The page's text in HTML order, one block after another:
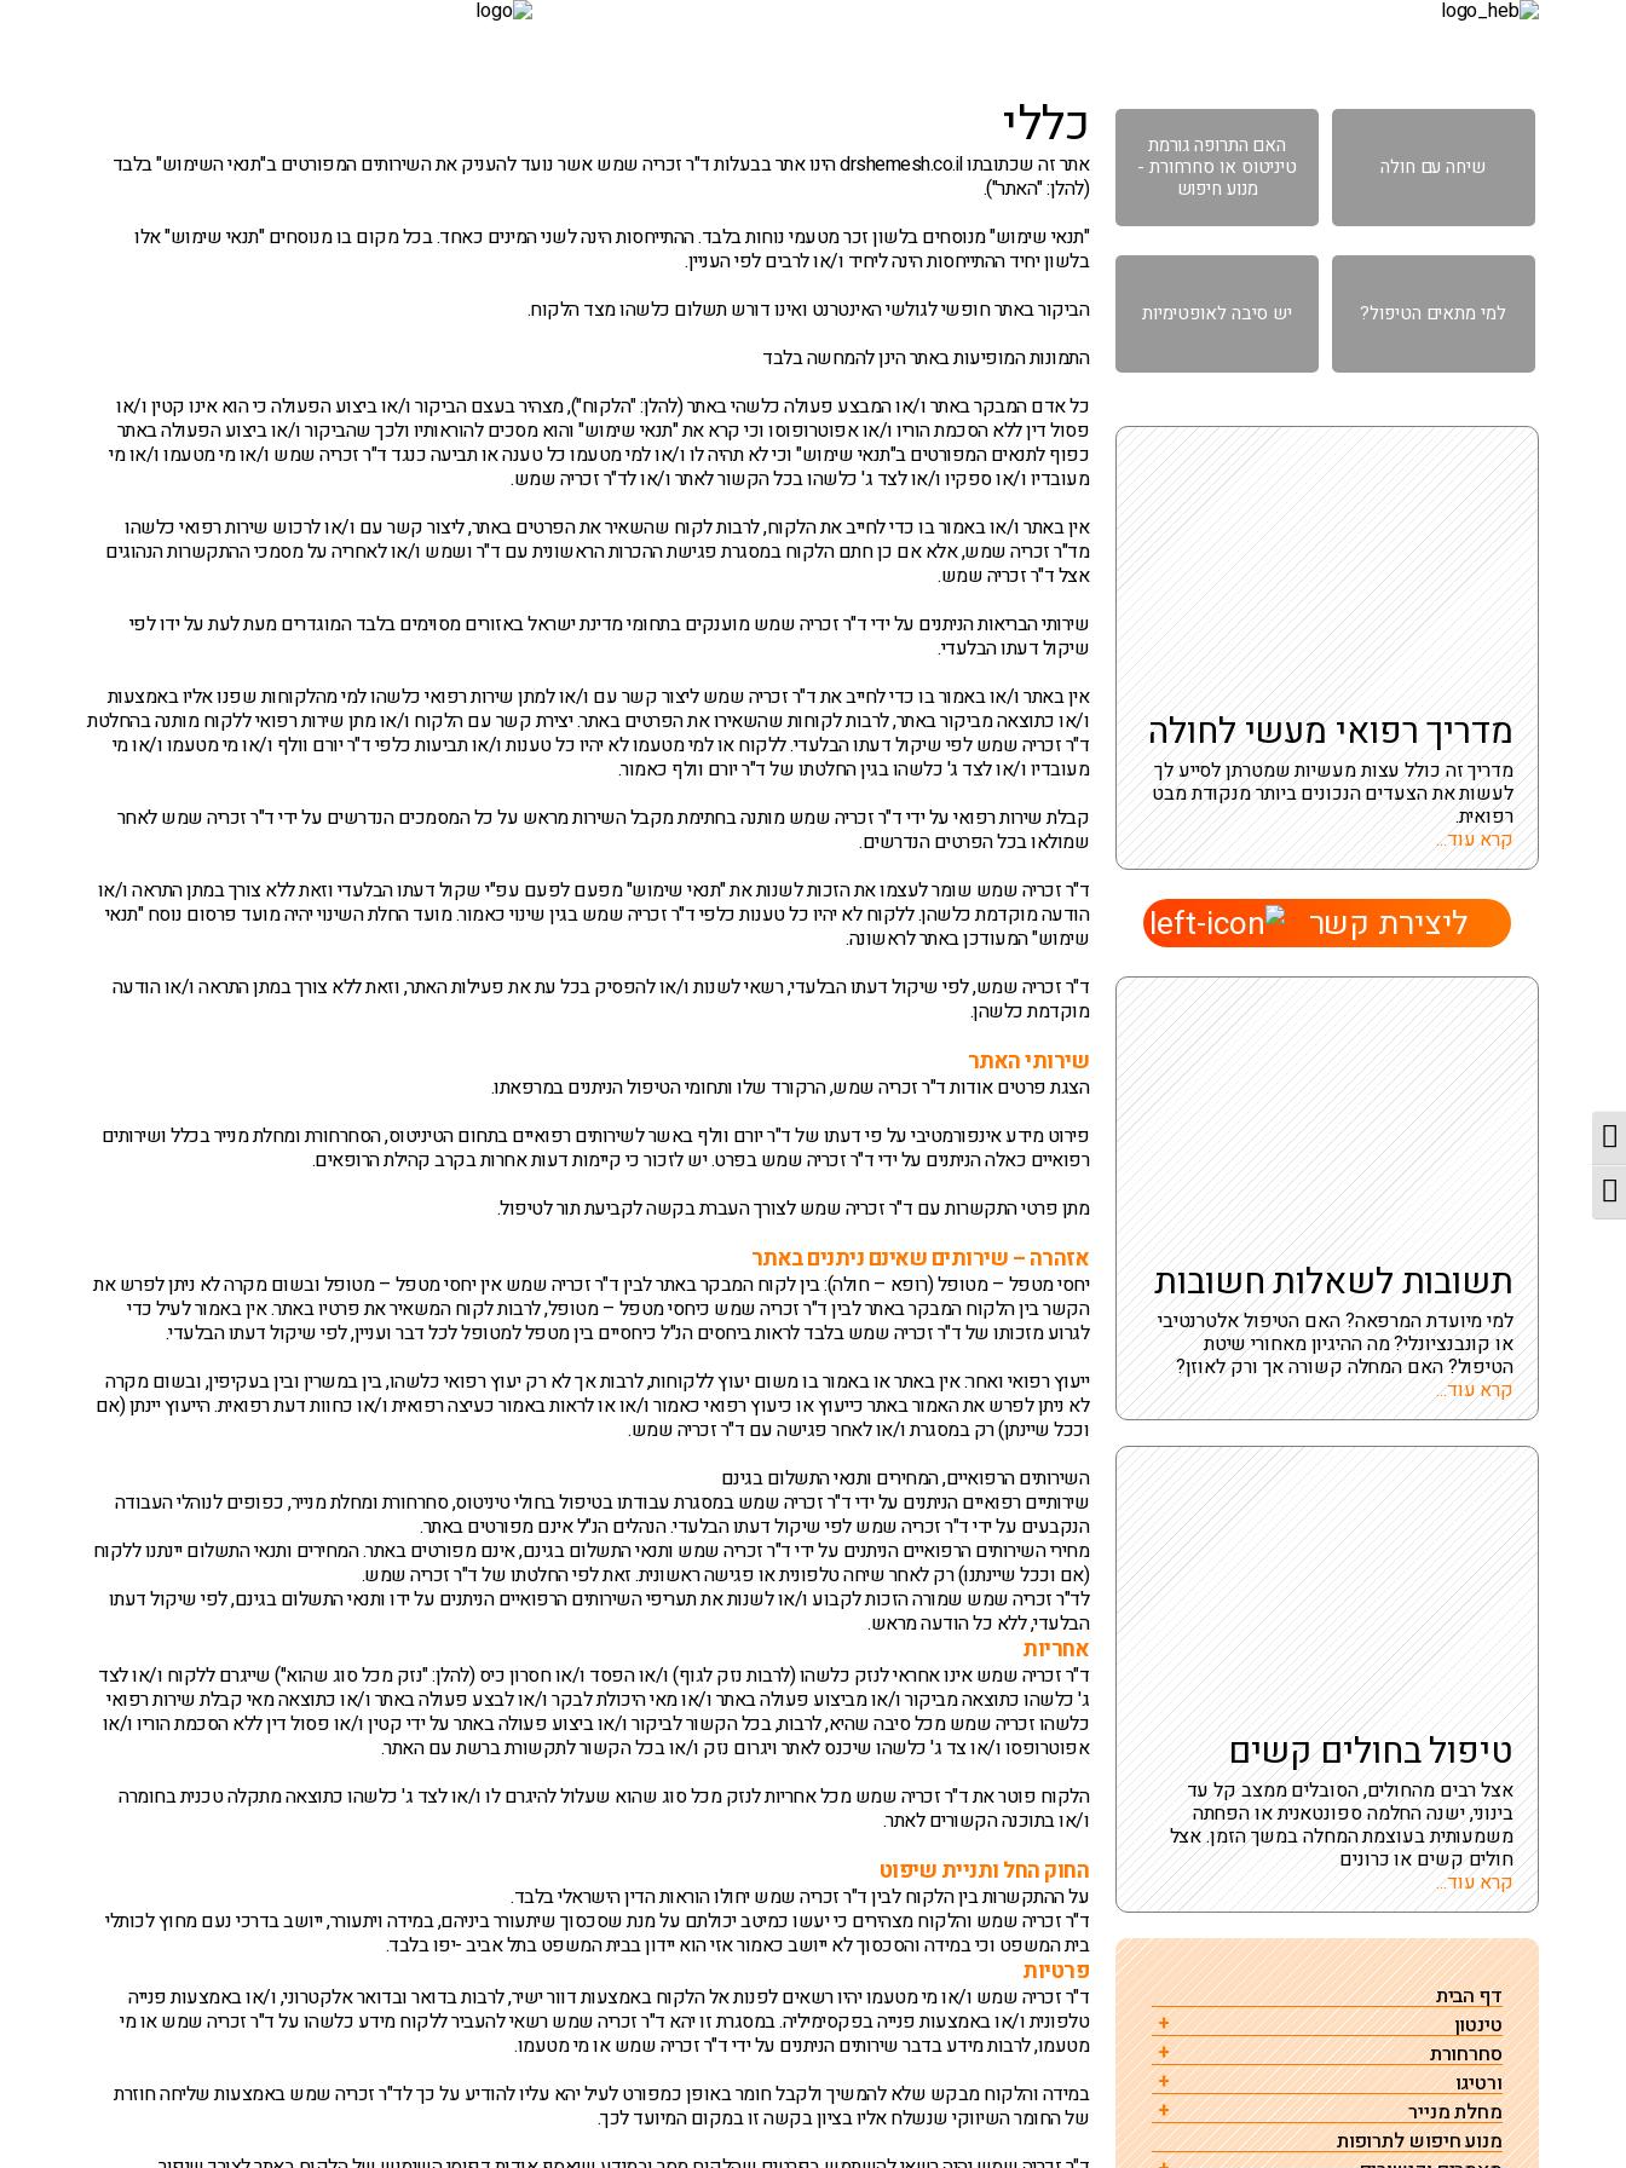
מתג ניגודיות גבוהה
מתג גודל גופן
כללי
אתר זה שכתובתו drshemesh.co.il הינו אתר בבעלות ד"ר זכריה שמש אשר נועד להעניק את השירותים המפורטים ב"תנאי השימוש" בלבד
(להלן: "האתר").
"תנאי שימוש" מנוסחים בלשון זכר מטעמי נוחות בלבד. ההתייחסות הינה לשני המינים כאחד. בכל מקום בו מנוסחים "תנאי שימוש" אלו
בלשון יחיד ההתייחסות הינה ליחיד ו/או לרבים לפי העניין.
הביקור באתר חופשי לגולשי האינטרנט ואינו דורש תשלום כלשהו מצד הלקוח.
התמונות המופיעות באתר הינן להמחשה בלבד
כל אדם המבקר באתר ו/או המבצע פעולה כלשהי באתר (להלן: "הלקוח"), מצהיר בעצם הביקור ו/או ביצוע הפעולה כי הוא אינו קטין ו/או
פסול דין ללא הסכמת הוריו ו/או אפוטרופוסו וכי קרא את "תנאי שימוש" והוא מסכים להוראותיו ולכך שהביקור ו/או ביצוע הפעולה באתר
כפוף לתנאים המפורטים ב"תנאי שימוש" וכי לא תהיה לו ו/או למי מטעמו כל טענה או תביעה כנגד ד"ר זכריה שמש ו/או מי מטעמו ו/או מי
מעובדיו ו/או ספקיו ו/או לצד ג' כלשהו בכל הקשור לאתר ו/או לד"ר זכריה שמש.
אין באתר ו/או באמור בו כדי לחייב את הלקוח, לרבות לקוח שהשאיר את הפרטים באתר, ליצור קשר עם ו/או לרכוש שירות רפואי כלשהו
מד"ר זכריה שמש, אלא אם כן חתם הלקוח במסגרת פגישת ההכרות הראשונית עם ד"ר ושמש ו/או לאחריה על מסמכי ההתקשרות הנהוגים
אצל ד"ר זכריה שמש.
שירותי הבריאות הניתנים על ידי ד"ר זכריה שמש מוענקים בתחומי מדינת ישראל באזורים מסוימים בלבד המוגדרים מעת לעת על ידו לפי
שיקול דעתו הבלעדי.
אין באתר ו/או באמור בו כדי לחייב את ד"ר זכריה שמש ליצור קשר עם ו/או למתן שירות רפואי כלשהו למי מהלקוחות שפנו אליו באמצעות
ו/או כתוצאה מביקור באתר, לרבות לקוחות שהשאירו את הפרטים באתר. יצירת קשר עם הלקוח ו/או מתן שירות רפואי ללקוח מותנה בהחלטת
ד"ר זכריה שמש לפי שיקול דעתו הבלעדי. ללקוח או למי מטעמו לא יהיו כל טענות ו/או תביעות כלפי ד"ר יורם וולף ו/או מי מטעמו ו/או מי
מעובדיו ו/או לצד ג' כלשהו בגין החלטתו של ד"ר יורם וולף כאמור.
קבלת שירות רפואי על ידי ד"ר זכריה שמש מותנה בחתימת מקבל השירות מראש על כל המסמכים הנדרשים על ידי ד"ר זכריה שמש לאחר
שמולאו בכל הפרטים הנדרשים.
ד"ר זכריה שמש שומר לעצמו את הזכות לשנות את "תנאי שימוש" מפעם לפעם עפ"י שקול דעתו הבלעדי וזאת ללא צורך במתן התראה ו/או
הודעה מוקדמת כלשהן. ללקוח לא יהיו כל טענות כלפי ד"ר זכריה שמש בגין שינוי כאמור. מועד החלת השינוי יהיה מועד פרסום נוסח "תנאי
שימוש" המעודכן באתר לראשונה.
ד"ר זכריה שמש, לפי שיקול דעתו הבלעדי, רשאי לשנות ו/או להפסיק בכל עת את פעילות האתר, וזאת ללא צורך במתן התראה ו/או הודעה
מוקדמת כלשהן.
שירותי האתר
הצגת פרטים אודות ד"ר זכריה שמש, הרקורד שלו ותחומי הטיפול הניתנים במרפאתו.
פירוט מידע אינפורמטיבי על פי דעתו של ד"ר יורם וולף באשר לשירותים רפואיים בתחום הטיניטוס, הסחרחורת ומחלת מנייר בכלל ושירותים
רפואיים כאלה הניתנים על ידי ד"ר זכריה שמש בפרט. יש לזכור כי קיימות דעות אחרות בקרב קהילת הרופאים.
מתן פרטי התקשרות עם ד"ר זכריה שמש לצורך העברת בקשה לקביעת תור לטיפול.
אזהרה – שירותים שאינם ניתנים באתר
יחסי מטפל – מטופל (רופא – חולה): בין לקוח המבקר באתר לבין ד"ר זכריה שמש אין יחסי מטפל – מטופל ובשום מקרה לא ניתן לפרש את
הקשר בין הלקוח המבקר באתר לבין ד"ר זכריה שמש כיחסי מטפל – מטופל, לרבות לקוח המשאיר את פרטיו באתר. אין באמור לעיל כדי
לגרוע מזכותו של ד"ר זכריה שמש בלבד לראות ביחסים הנ"ל כיחסיים בין מטפל למטופל לכל דבר ועניין, לפי שיקול דעתו הבלעדי.
ייעוץ רפואי ואחר: אין באתר או באמור בו משום יעוץ ללקוחות, לרבות אך לא רק יעוץ רפואי כלשהו, בין במשרין ובין בעקיפין, ובשום מקרה
לא ניתן לפרש את האמור באתר כייעוץ או כיעוץ רפואי כאמור ו/או או לראות באמור כעיצה רפואית ו/או כחוות דעת רפואית. הייעוץ יינתן (אם
וככל שיינתן) רק במסגרת ו/או לאחר פגישה עם ד"ר זכריה שמש.
השירותים הרפואיים, המחירים ותנאי התשלום בגינם
שירותיים רפואיים הניתנים על ידי ד"ר זכריה שמש במסגרת עבודתו בטיפול בחולי טיניטוס, סחרחורת ומחלת מנייר, כפופים לנוהלי העבודה
הנקבעים על ידי ד"ר זכריה שמש לפי שיקול דעתו הבלעדי. הנהלים הנ"ל אינם מפורטים באתר.
מחירי השירותים הרפואיים הניתנים על ידי ד"ר זכריה שמש ותנאי התשלום בגינם, אינם מפורטים באתר. המחירים ותנאי התשלום יינתנו ללקוח
(אם וככל שיינתנו) רק לאחר שיחה טלפונית או פגישה ראשונית. זאת לפי החלטתו של ד"ר זכריה שמש.
לד"ר זכריה שמש שמורה הזכות לקבוע ו/או לשנות את תעריפי השירותים הרפואיים הניתנים על ידו ותנאי התשלום בגינם, לפי שיקול דעתו
הבלעדי, ללא כל הודעה מראש.
אחריות
ד"ר זכריה שמש אינו אחראי לנזק כלשהו (לרבות נזק לגוף) ו/או הפסד ו/או חסרון כיס (להלן: "נזק מכל סוג שהוא") שייגרם ללקוח ו/או לצד
ג' כלשהו כתוצאה מביקור ו/או מביצוע פעולה באתר ו/או מאי היכולת לבקר ו/או לבצע פעולה באתר ו/או כתוצאה מאי קבלת שירות רפואי
כלשהו זכריה שמש מכל סיבה שהיא, לרבות, בכל הקשור לביקור ו/או ביצוע פעולה באתר על ידי קטין ו/או פסול דין ללא הסכמת הוריו ו/או
אפוטרופסו ו/או צד ג' כלשהו שיכנס לאתר ויגרום נזק ו/או בכל הקשור לתקשורת ברשת עם האתר.
הלקוח פוטר את ד"ר זכריה שמש מכל אחריות לנזק מכל סוג שהוא שעלול להיגרם לו ו/או לצד ג' כלשהו כתוצאה מתקלה טכנית בחומרה
ו/או בתוכנה הקשורים לאתר.
החוק החל ותניית שיפוט
על ההתקשרות בין הלקוח לבין ד"ר זכריה שמש יחולו הוראות הדין הישראלי בלבד.
ד"ר זכריה שמש והלקוח מצהירים כי יעשו כמיטב יכולתם על מנת שסכסוך שיתעורר ביניהם, במידה ויתעורר, ייושב בדרכי נעם מחוץ לכותלי
בית המשפט וכי במידה והסכסוך לא ייושב כאמור אזי הוא יידון בבית המשפט בתל אביב -יפו בלבד.
פרטיות
ד"ר זכריה שמש ו/או מי מטעמו יהיו רשאים לפנות אל הלקוח באמצעות דוור ישיר, לרבות בדואר ובדואר אלקטרוני, ו/או באמצעות פנייה
טלפונית ו/או באמצעות פנייה בפקסימיליה. במסגרת זו יהא ד"ר זכריה שמש רשאי להעביר ללקוח מידע כלשהו על ד"ר זכריה שמש או מי
מטעמו, לרבות מידע בדבר שירותים הניתנים על ידי ד"ר זכריה שמש או מי מטעמו.
במידה והלקוח מבקש שלא להמשיך ולקבל חומר באופן כמפורט לעיל יהא עליו להודיע על כך לד"ר זכריה שמש באמצעות שליחה חוזרת
של החומר השיווקי שנשלח אליו בציון בקשה זו במקום המיועד לכך.
האם התרופה גורמת
טיניטוס או סחרחורת -
מנוע חיפוש
שיחה עם חולה
יש סיבה לאופטימיות למי מתאים הטיפול?
מדריך רפואי מעשי לחולה
מדריך זה כולל עצות מעשיות שמטרתן לסייע לך
לעשות את הצעדים הנכונים ביותר מנקודת מבט
רפואית.
קרא עוד...
ליצירת קשר
תשובות לשאלות חשובות
למי מיועדת המרפאה? האם הטיפול אלטרנטיבי
או קונבנציונלי? מה ההיגיון מאחורי שיטת
הטיפול? האם המחלה קשורה אך ורק לאוזן?
קרא עוד...
טיפול בחולים קשים
אצל רבים מהחולים, הסובלים ממצב קל עד
בינוני, ישנה החלמה ספונטאנית או הפחתה
משמעותית בעוצמת המחלה במשך הזמן. אצל
חולים קשים או כרונים
קרא עוד...
דף הבית
טינטון
הגורם לטינטון – מחקר
רגישות לרעש (היפראקוזיס)
טינטון – שאלות ותשובות
רשימת גורמים לטיניטוס
סחרחורת
סחרחורת גורמים טיפול ואבחון
תרופות שגורמות לסחרחורת ורטיגו או דיזינס
התקף סחרחורת פתאומית
ורטיגו
ורטיגו תנוחתי שפיר
טיפול בוורטיגו תנוחתי שפיר ע"י תמרון להחזרת
מחלת מנייר
מחלת מנייר – גורמים, אבחון וטיפול
מנוע חיפוש לתרופות